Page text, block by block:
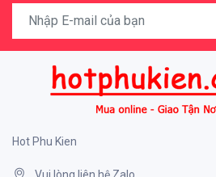
Hot Phu Kien